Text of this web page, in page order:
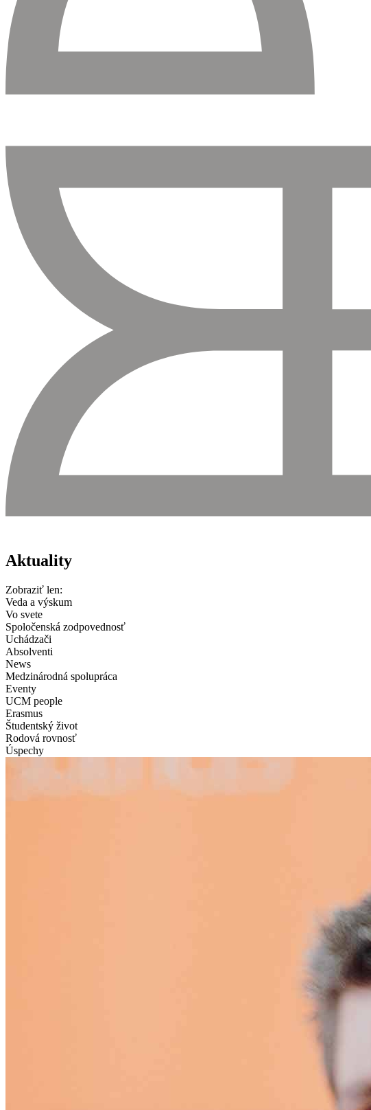
Aktuality
Zobraziť len:
Veda a výskum
Vo svete
Spoločenská zodpovednosť
Uchádzači
Absolventi
News
Medzinárodná spolupráca
Eventy
UCM people
Erasmus
Študentský život
Rodová rovnosť
Úspechy